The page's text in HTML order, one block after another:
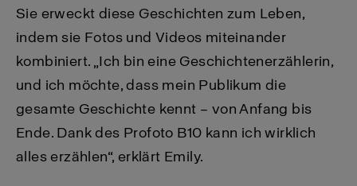
Sie erweckt diese Geschichten zum Leben,
indem sie Fotos und Videos miteinander
kombiniert. „Ich bin eine Geschichtenerzählerin,
und ich möchte, dass mein Publikum die
gesamte Geschichte kennt – von Anfang bis
Ende. Dank des Profoto B10 kann ich wirklich
alles erzählen“, erklärt Emily.